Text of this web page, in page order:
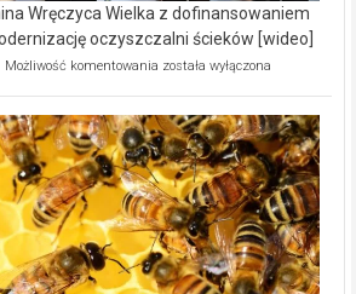
Wręczyca Wielka z dofinansowaniem
oczyszczalni ścieków [wideo]
Możliwość komentowania Ekologiczne
Wręczyca
Wielka
z
dofinansowaniem
ponad
15,6
mln
na
modernizację
została wyłączona